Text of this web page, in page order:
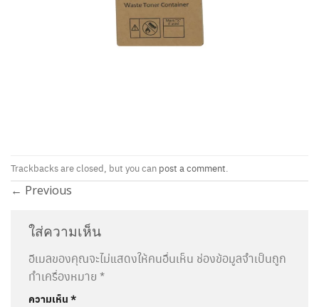
Trackbacks are closed, but you can post a comment
← Previous
ใส่ความเห็น
อีเมลของคุณจะไม่แสดงให้คนอื่นเห็น ช่องข้อมูลจำเป็นถูก
ทำเครื่องหมาย *
ความเห็น*